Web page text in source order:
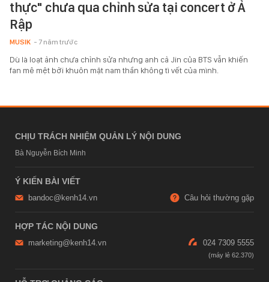
thực" chưa qua chỉnh sửa tại concert ở Ả
Rập
MUSIK - 7 năm trước
Dù là loạt ảnh chưa chỉnh sửa nhưng anh cả Jin của BTS vẫn khiến
fan mê mệt bởi khuôn mặt nam thần không tì vết của mình.
CHỊU TRÁCH NHIỆM QUẢN LÝ NỘI DUNG
Bà Nguyễn Bích Minh
Ý KIẾN BÀI VIẾT
bandoc@kenh14.vn Câu hỏi thường gặp
HỢP TÁC NỘI DUNG
marketing@kenh14.vn 024 7309 5555